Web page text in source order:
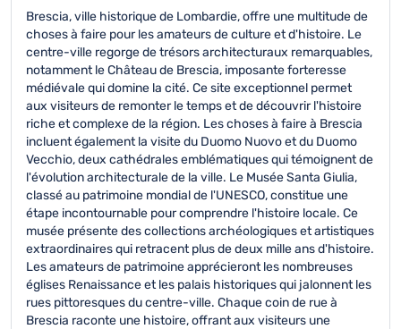
Brescia, ville historique de Lombardie, offre une multitude de
choses à faire pour les amateurs de culture et d'histoire. Le
centre-ville regorge de trésors architecturaux remarquables,
notamment le Château de Brescia, imposante forteresse
médiévale qui domine la cité. Ce site exceptionnel permet
aux visiteurs de remonter le temps et de découvrir l'histoire
riche et complexe de la région. Les choses à faire à Brescia
incluent également la visite du Duomo Nuovo et du Duomo
Vecchio, deux cathédrales emblématiques qui témoignent de
l'évolution architecturale de la ville. Le Musée Santa Giulia,
classé au patrimoine mondial de l'UNESCO, constitue une
étape incontournable pour comprendre l'histoire locale. Ce
musée présente des collections archéologiques et artistiques
extraordinaires qui retracent plus de deux mille ans d'histoire.
Les amateurs de patrimoine apprécieront les nombreuses
églises Renaissance et les palais historiques qui jalonnent les
rues pittoresques du centre-ville. Chaque coin de rue à
Brescia raconte une histoire, offrant aux visiteurs une